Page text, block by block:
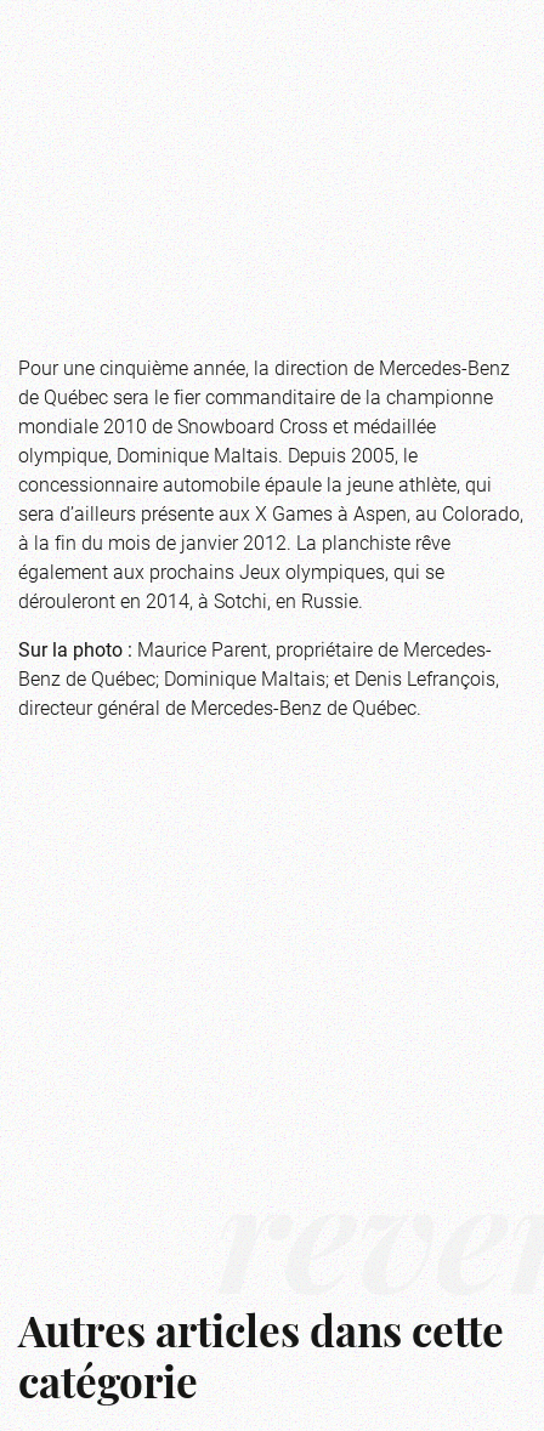
Pour une cinquième année, la direction de Mercedes-Benz
de Québec sera le fier commanditaire de la championne
mondiale 2010 de Snowboard Cross et médaillée
olympique, Dominique Maltais. Depuis 2005, le
concessionnaire automobile épaule la jeune athlète, qui
sera d’ailleurs présente aux X Games à Aspen, au Colorado,
à la fin du mois de janvier 2012. La planchiste rêve
également aux prochains Jeux olympiques, qui se
dérouleront en 2014, à Sotchi, en Russie.
Sur la photo :Maurice Parent, propriétaire de Mercedes-
Benz de Québec; Dominique Maltais; et Denis Lefrançois,
directeur général de Mercedes-Benz de Québec.
Autres articles dans cette
catégorie